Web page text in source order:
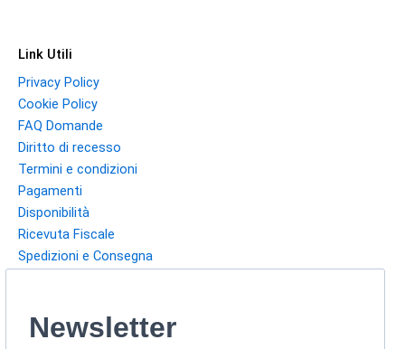
Link Utili
Privacy Policy
Cookie Policy
FAQ Domande
Diritto di recesso
Termini e condizioni
Pagamenti
Disponibilità
Ricevuta Fiscale
Spedizioni e Consegna
Newsletter